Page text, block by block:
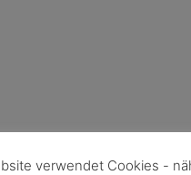
verwendet Cookies -